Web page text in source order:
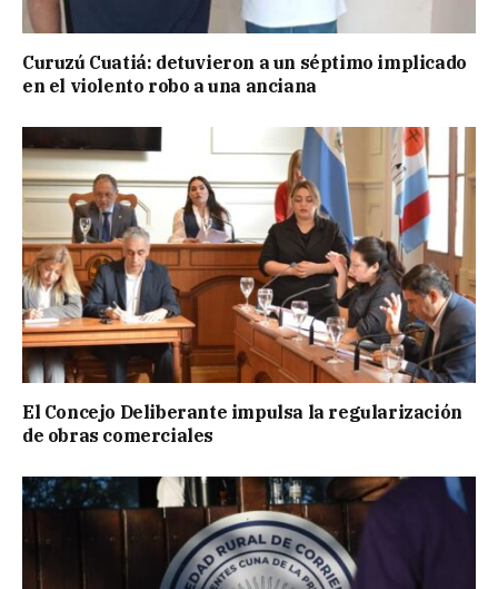
Curuzú Cuatiá: detuvieron a un séptimo implicado
en el violento robo a una anciana
El Concejo Deliberante impulsa la regularización
de obras comerciales